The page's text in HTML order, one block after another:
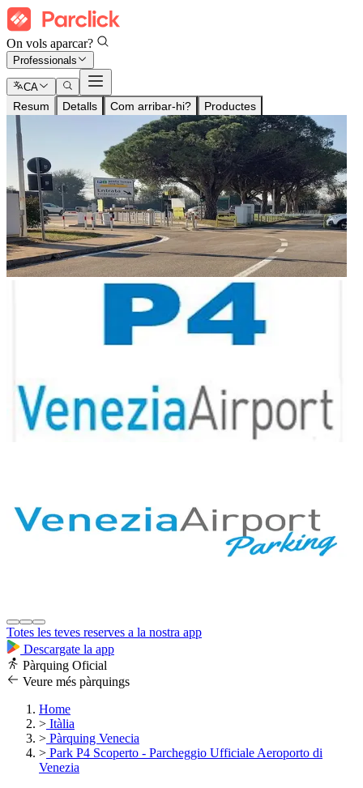
On vols aparcar?
Professionals
CA
Resum Detalls Com arribar-hi? Productes
Totes les teves reserves a la nostra app
Descargate la app
Pàrquing Oficial
Veure més pàrquings
Home
> Itàlia
> Pàrquing Venecia
> Park P4 Scoperto - Parcheggio Ufficiale Aeroporto di
Venezia